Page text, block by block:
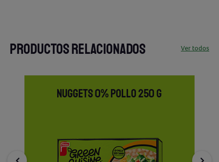
PRODUCTOS RELACIONADOS Ver todos
NUGGETS 0% POLLO 250 G